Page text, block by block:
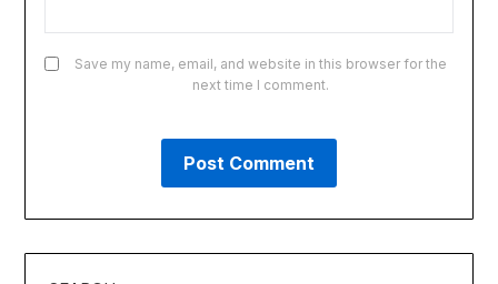
Save my name, email, and website in this browser for the
next time I comment.